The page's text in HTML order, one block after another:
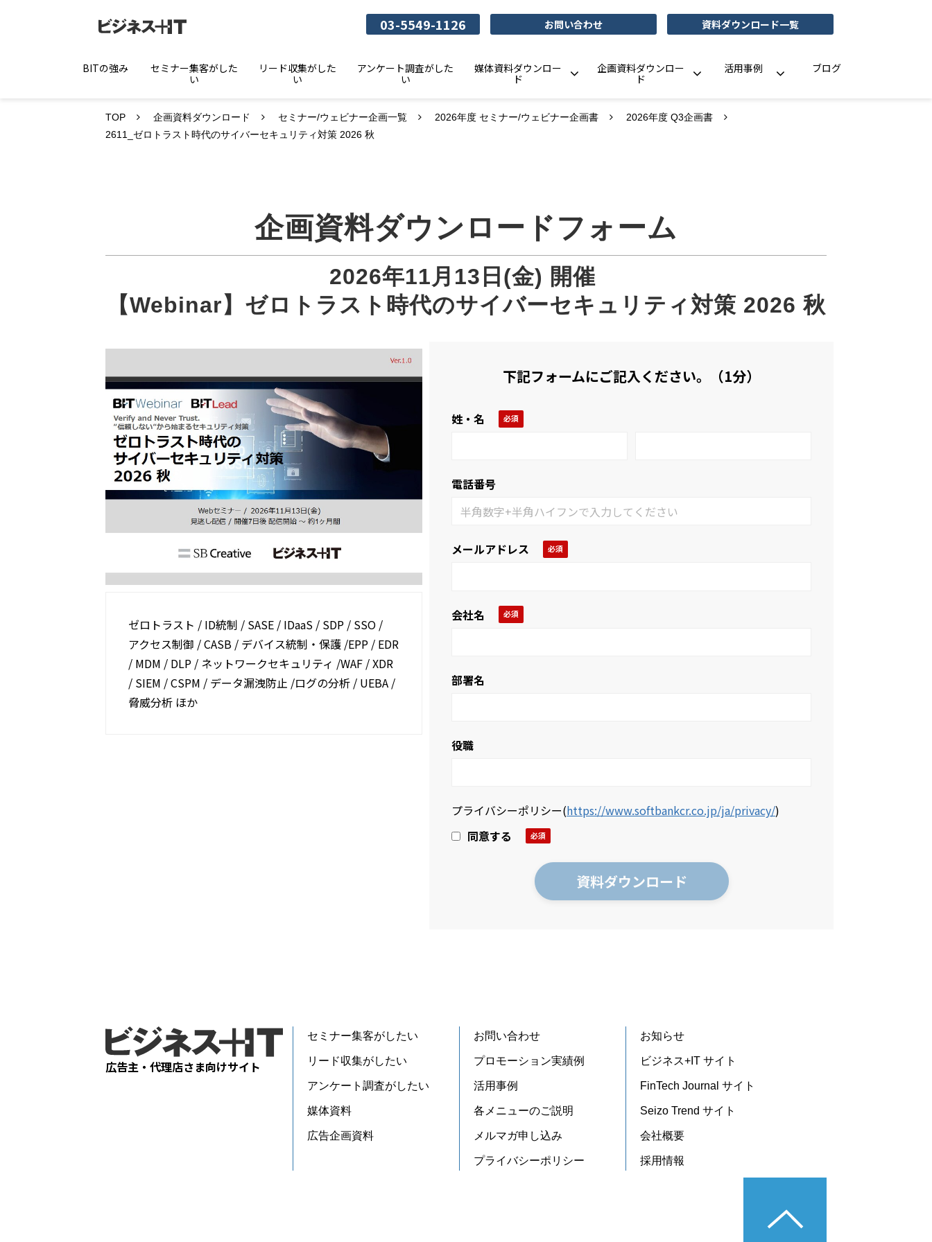
03-5549-1126 お問い合わせ 資料ダウンロード一覧
BITの強み
セミナー集客がした
い
リード収集がした
い
アンケート調査がした
い
媒体資料ダウンロー
ド
企画資料ダウンロー
ド
活用事例 ブログ
TOP 企画資料ダウンロード セミナー/ウェビナー企画一覧 2026年度 セミナー/ウェビナー企画書
2026年度 Q3企画書
2611_ゼロトラスト時代のサイバーセキュリティ対策 2026 秋
企画資料ダウンロードフォーム
2026年11月13日(金) 開催
【Webinar】ゼロトラスト時代のサイバーセキュリティ対策 2026 秋
ゼロトラスト / ID統制 / SASE / IDaaS / SDP / SSO /
アクセス制御 / CASB / デバイス統制・保護 /EPP / EDR
/ MDM / DLP / ネットワークセキュリティ /WAF / XDR
/ SIEM / CSPM / データ漏洩防止 /ログの分析 / UEBA /
脅威分析 ほか
下記フォームにご記入ください。（1分）
姓・名
電話番号
メールアドレス
会社名
部署名
役職
プライバシーポリシー(https://www.softbankcr.co.jp/ja/privacy/)
同意する
広告主・代理店さま向けサイト
セミナー集客がしたい
リード収集がしたい
アンケート調査がしたい
媒体資料
広告企画資料
お問い合わせ
プロモーション実績例
活用事例
各メニューのご説明
メルマガ申し込み
プライバシーポリシー
お知らせ
ビジネス+IT サイト
FinTech Journal サイト
Seizo Trend サイト
会社概要
採用情報